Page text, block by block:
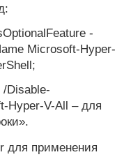
-
Microsoft-Hyper-
Disable-
Hyper-V-All – для
для применения